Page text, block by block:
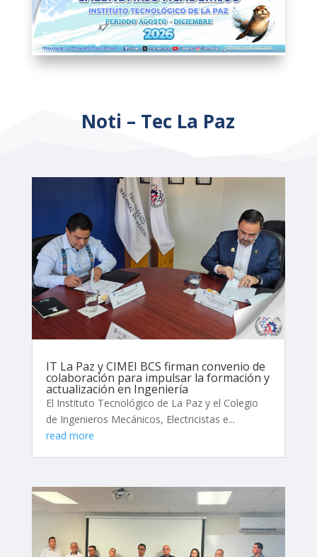
Noti – Tec La Paz
IT La Paz y CIMEI BCS firman convenio de
colaboración para impulsar la formación y
actualización en Ingeniería
El Instituto Tecnológico de La Paz y el Colegio
de Ingenieros Mecánicos, Electricistas e...
read more